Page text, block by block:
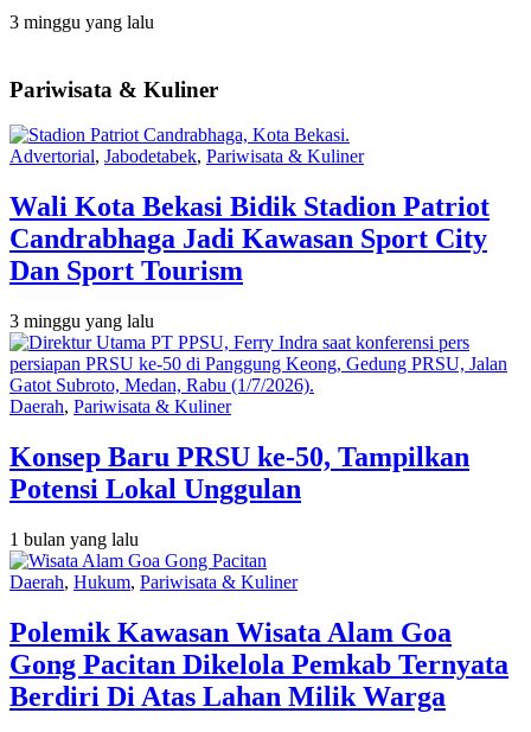
3 minggu yang lalu
Pariwisata & Kuliner
Advertorial, Jabodetabek, Pariwisata & Kuliner
Wali Kota Bekasi Bidik Stadion Patriot
Candrabhaga Jadi Kawasan Sport City
Dan Sport Tourism
3 minggu yang lalu
Daerah, Pariwisata & Kuliner
Konsep Baru PRSU ke-50, Tampilkan
Potensi Lokal Unggulan
1 bulan yang lalu
Daerah, Hukum, Pariwisata & Kuliner
Polemik Kawasan Wisata Alam Goa
Gong Pacitan Dikelola Pemkab Ternyata
Berdiri Di Atas Lahan Milik Warga